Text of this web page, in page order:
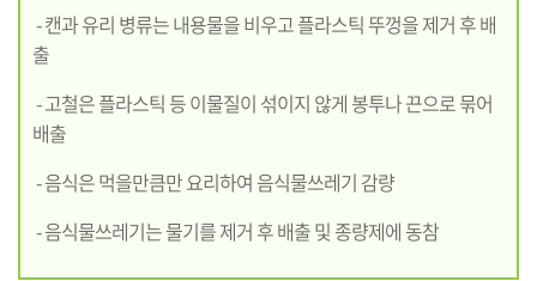
- 캔과 유리 병류는 내용물을 비우고 플라스틱 뚜껑을 제거 후 배
출
- 고철은 플라스틱 등 이물질이 섞이지 않게 봉투나 끈으로 묶어
배출
- 음식은 먹을만큼만 요리하여 음식물쓰레기 감량
- 음식물쓰레기는 물기를 제거 후 배출 및 종량제에 동참